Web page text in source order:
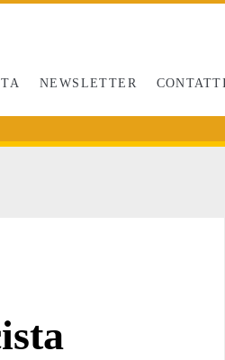
NEWSLETTER CONTATTI